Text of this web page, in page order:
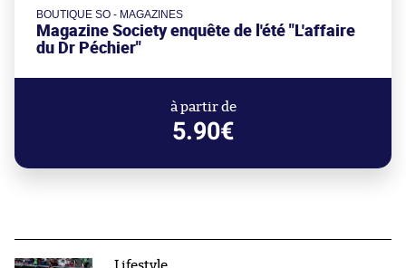
BOUTIQUE SO - MAGAZINES
Magazine Society enquête de l'été "L'affaire
du Dr Péchier"
à partir de
5.90€